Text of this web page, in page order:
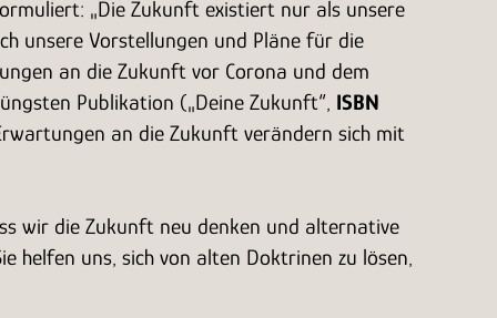
„Die Zukunft existiert nur als unsere
unsere Vorstellungen und Pläne für die
an die Zukunft vor Corona und dem
Publikation („Deine Zukunft“, ISBN
an die Zukunft verändern sich mit
wir die Zukunft neu denken und alternative
helfen uns, sich von alten Doktrinen zu lösen,